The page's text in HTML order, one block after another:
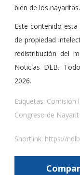
bien de los nayaritas.
Este contenido
de propiedad
redistribución del
Noticias DLB.
2026.
Etiquetas: Comisión
Congreso de Nayarit
Shortlink: https://